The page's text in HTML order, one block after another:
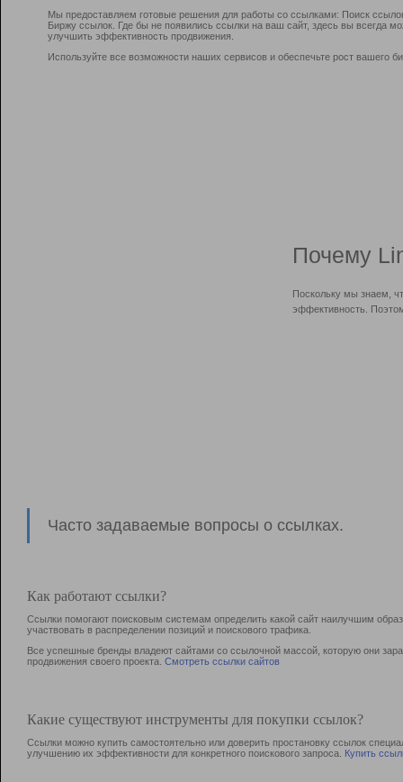
Мы предоставляем готовые решения для работы со ссылками: Поиск
Биржу ссылок. Где бы не появились ссылки на ваш сайт, здесь вы всегда
улучшить эффективность продвижения.
Используйте все возможности наших сервисов и обеспечьте рост вашего
Почему
Поскольку мы знаем,
эффективность.
Часто задаваемые вопросы о ссылках.
Как работают ссылки?
Ссылки помогают поисковым системам определить какой сайт наилучшим
участвовать в раcпределении позиций и поискового трафика.
Все успешные бренды владеют сайтами со ссылочной массой, которую они
продвижения своего проекта. Смотреть ссылки сайтов
Какие существуют инструменты для покупки ссылок?
Ссылки можно купить самостоятельно или доверить простановку ссылок
улучшению их эффективности для конкретного поискового запроса. Купить